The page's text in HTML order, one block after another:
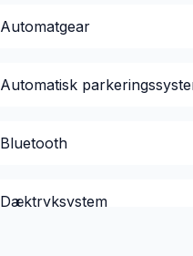
Automatgear
Automatisk
Bluetooth
Dæktryksystem